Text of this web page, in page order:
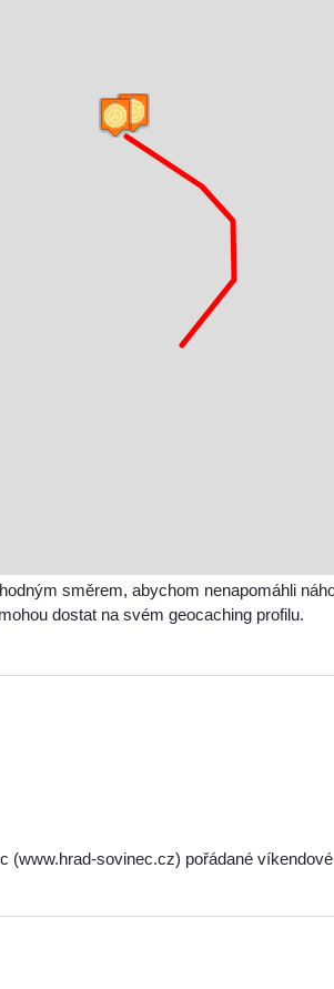
směrem, abychom nenapomáhli
dostat na svém geocaching profilu.
(www.hrad-sovinec.cz) pořádané